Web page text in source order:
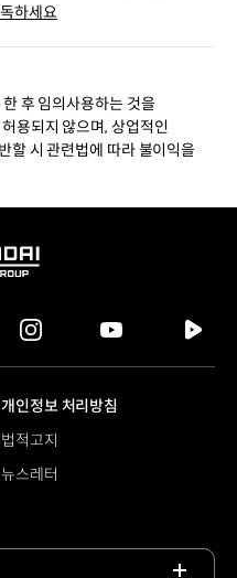
하세요
후 임의사용하는 것을
용되지 않으며, 상업적인
할 시 관련법에 따라 불이익을
instagram
tv
개인정보 처리방침
법적고지
뉴스레터